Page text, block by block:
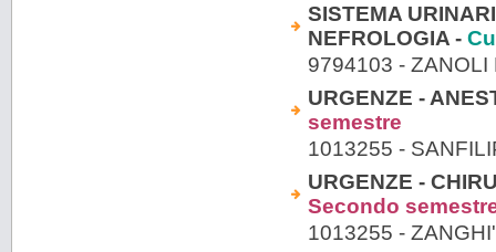
SISTEMA
NEFROLOGIA -
9794103 - ZANOLI
URGENZE -
semestre
1013255 -
URGENZE -
Secondo
1013255 -